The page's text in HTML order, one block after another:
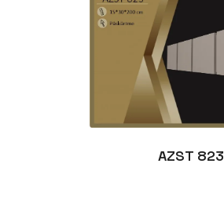
AZST 823